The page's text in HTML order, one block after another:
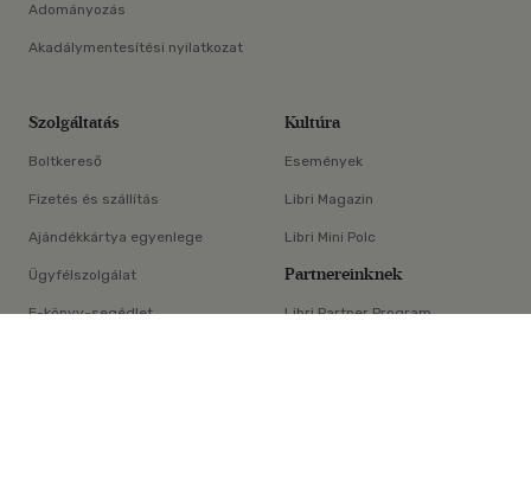
×
Adományozás
Akadálymentesítési nyilatkozat
Szolgáltatás
Boltkereső
Fizetés és szállítás
Ajándékkártya egyenlege
Ügyfélszolgálat
E-könyv-segédlet
Kultúra
Események
Libri Magazin
Libri Mini Polc
Partnereinknek
Libri Partner Program